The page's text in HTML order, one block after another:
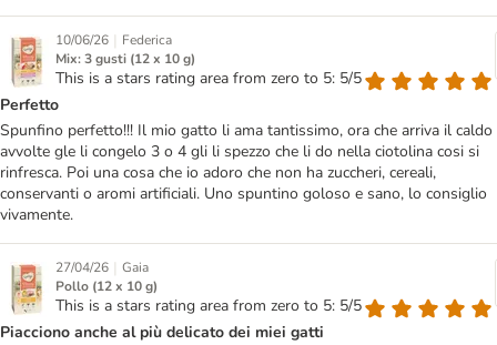
10/06/26 | Federica
Mix: 3 gusti (12 x 10 g)
This is a stars rating area from zero to 5: 5/5
Perfetto
Spunfino perfetto!!! Il mio gatto li ama tantissimo, ora che arriva il caldo
avvolte gle li congelo 3 o 4 gli li spezzo che li do nella ciotolina cosi si
rinfresca. Poi una cosa che io adoro che non ha zuccheri, cereali,
conservanti o aromi artificiali. Uno spuntino goloso e sano, lo consiglio
vivamente.
27/04/26 | Gaia
Pollo (12 x 10 g)
This is a stars rating area from zero to 5: 5/5
Piacciono anche al più delicato dei miei gatti